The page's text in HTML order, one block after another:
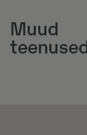
Muud
teenused